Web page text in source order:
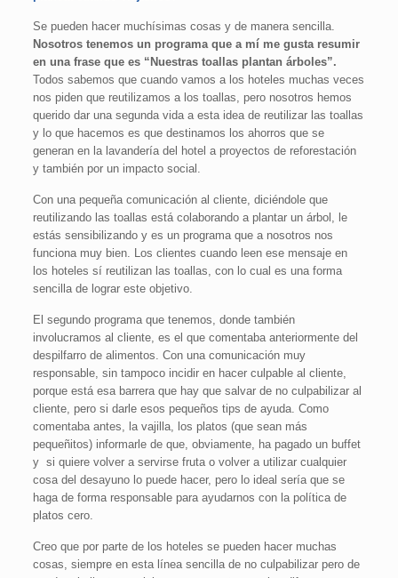
Se pueden hacer muchísimas cosas y de manera sencilla.
Nosotros tenemos un programa que a mí me gusta resumir
en una frase que es “Nuestras toallas plantan árboles”.
Todos sabemos que cuando vamos a los hoteles muchas veces
nos piden que reutilizamos a los toallas, pero nosotros hemos
querido dar una segunda vida a esta idea de reutilizar las toallas
y lo que hacemos es que destinamos los ahorros que se
generan en la lavandería del hotel a proyectos de reforestación
y también por un impacto social.
Con una pequeña comunicación al cliente, diciéndole que
reutilizando las toallas está colaborando a plantar un árbol, le
estás sensibilizando y es un programa que a nosotros nos
funciona muy bien. Los clientes cuando leen ese mensaje en
los hoteles sí reutilizan las toallas, con lo cual es una forma
sencilla de lograr este objetivo.
El segundo programa que tenemos, donde también
involucramos al cliente, es el que comentaba anteriormente del
despilfarro de alimentos. Con una comunicación muy
responsable, sin tampoco incidir en hacer culpable al cliente,
porque está esa barrera que hay que salvar de no culpabilizar al
cliente, pero si darle esos pequeños tips de ayuda. Como
comentaba antes, la vajilla, los platos (que sean más
pequeñitos) informarle de que, obviamente, ha pagado un buffet
y si quiere volver a servirse fruta o volver a utilizar cualquier
cosa del desayuno lo puede hacer, pero lo ideal sería que se
haga de forma responsable para ayudarnos con la política de
platos cero.
Creo que por parte de los hoteles se pueden hacer muchas
cosas, siempre en esta línea sencilla de no culpabilizar pero de